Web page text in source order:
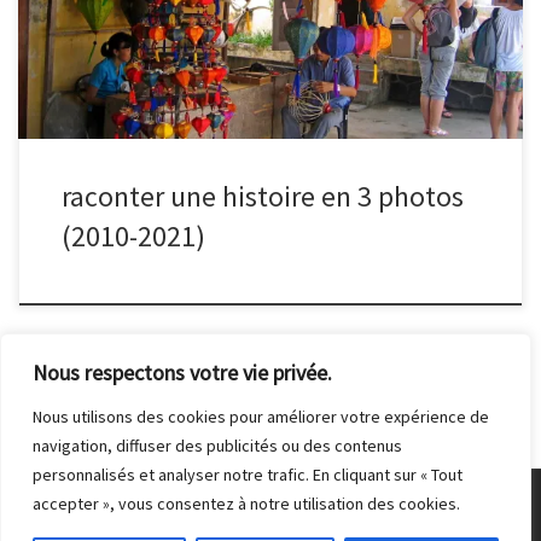
Nous respectons votre vie privée.
Nous utilisons des cookies pour améliorer votre expérience de
navigation, diffuser des publicités ou des contenus
personnalisés et analyser notre trafic. En cliquant sur « Tout
accepter », vous consentez à notre utilisation des cookies.
raconter une histoire en 3 photos
(2010-2021)
© 2026Club Photo de Malakoff– Tous droits réservés